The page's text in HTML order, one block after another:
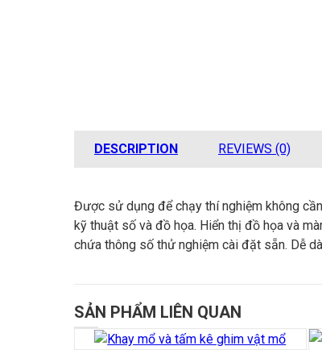
DESCRIPTION REVIEWS (0)
Được sử dụng để chạy thí nghiệm không
kỹ thuật số và đồ họa. Hiển thị đồ họa và
chứa thông số thử nghiệm cài đặt sẵn. Dễ
SẢN PHẨM LIÊN QUAN